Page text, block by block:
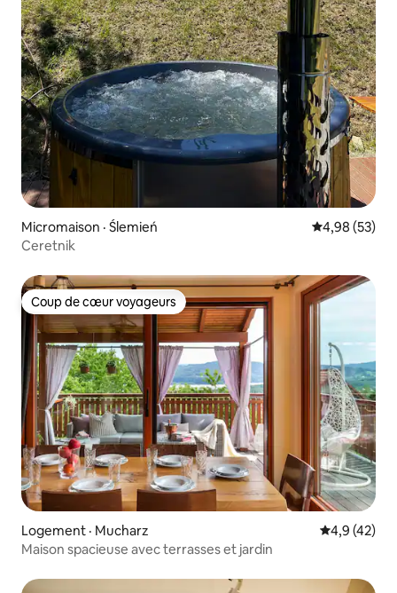
Micromaison · Ślemień Note
4,98 (53)
Ceretnik
Coup de cœur voyageurs
Coup de cœur voyageurs
Logement · Mucharz Note
4,9 (42)
Maison spacieuse avec terrasses et jardin